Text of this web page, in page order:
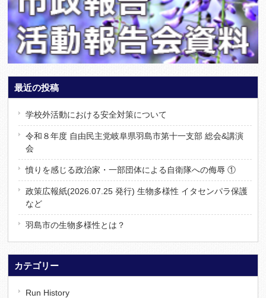
最近の投稿
学校外活動における安全対策について
令和８年度 自由民主党岐阜県羽島市第十一支部 総会&講演
会
憤りを感じる政治家・一部団体による自衛隊への侮辱 ①
政策広報紙(2026.07.25 発行) 生物多様性 イタセンパラ保護
など
羽島市の生物多様性とは？
カテゴリー
Run History